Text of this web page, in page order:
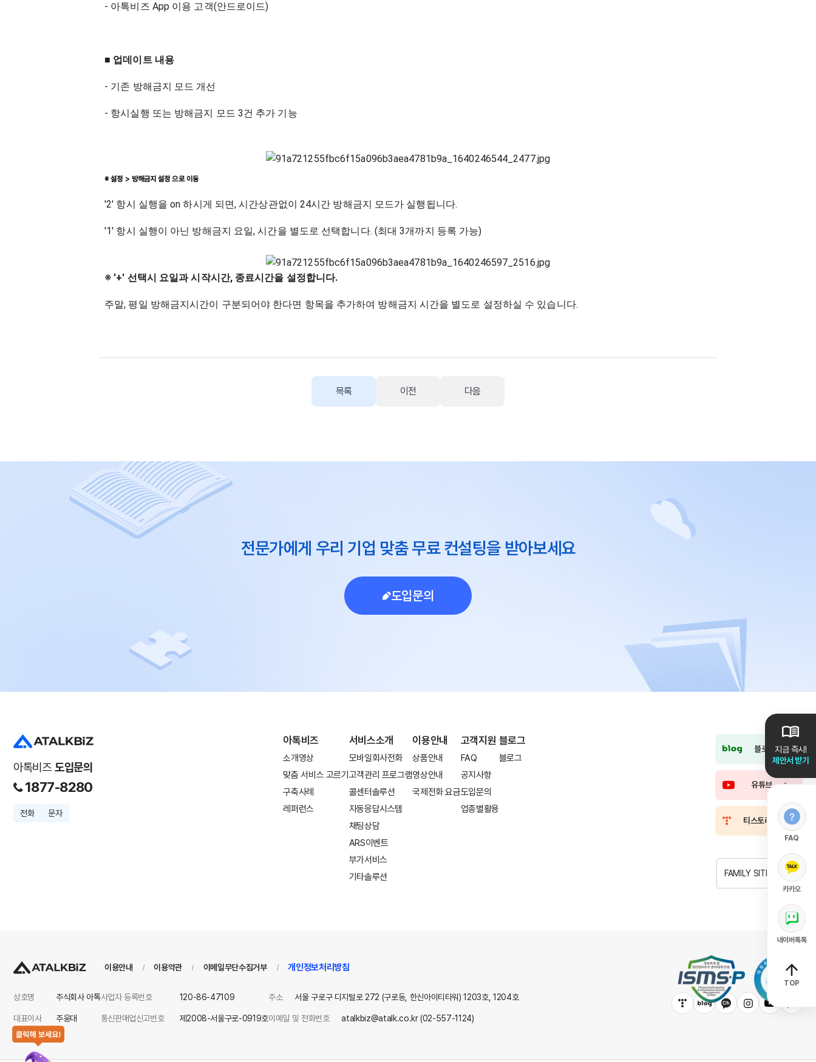
- 아톡비즈 App 이용 고객(안드로이드)
■ 업데이트 내용
- 기존 방해금지 모드 개선
- 항시실행 또는 방해금지 모드 3건 추가 기능
※ 설정 > 방해금지 설정 으로 이동
'2' 항시 실행을 on 하시게 되면, 시간상관없이 24시간 방해금지 모드가 실행됩니다.
'1' 항시 실행이 아닌 방해금지 요일, 시간을 별도로 선택합니다. (최대 3개까지 등록 가능)
※ '+' 선택시 요일과 시작시간, 종료시간을 설정합니다.
주말, 평일 방해금지시간이 구분되어야 한다면 항목을 추가하여 방해금지 시간을 별도로 설정하실 수 있습니다.
목록 이전 다음
지금 즉시!
제안서 받기
FAQ
카카오
네이버톡톡
TOP
전문가에게 우리 기업 맞춤 무료 컨설팅을 받아보세요
도입문의
아톡비즈 도입문의
1877-8280
전화 문자
아톡비즈
소개영상
맞춤 서비스 고르기
구축사례
레퍼런스
서비스소개
모바일회사전화
고객관리 프로그램
콜센터솔루션
자동응답시스템
채팅상담
ARS이벤트
부가서비스
기타솔루션
이용안내
상품안내
영상안내
국제전화 요금
고객지원
FAQ
공지사항
도입문의
업종별활용
블로그
블로그
블로그
유튜브
티스토리
FAMILY SITE
이용안내 / 이용약관 / 이메일무단수집거부 / 개인정보처리방침
상호명 주식회사 아톡
대표이사 주웅대
사업자 등록번호 120-86-47109
통신판매업신고번호 제2008-서울구로-0919호
주소 서울 구로구 디지털로 272 (구로동, 한신아이티타워) 1203호, 1204호
이메일 및 전화번호 atalkbiz@atalk.co.kr (02-557-1124)